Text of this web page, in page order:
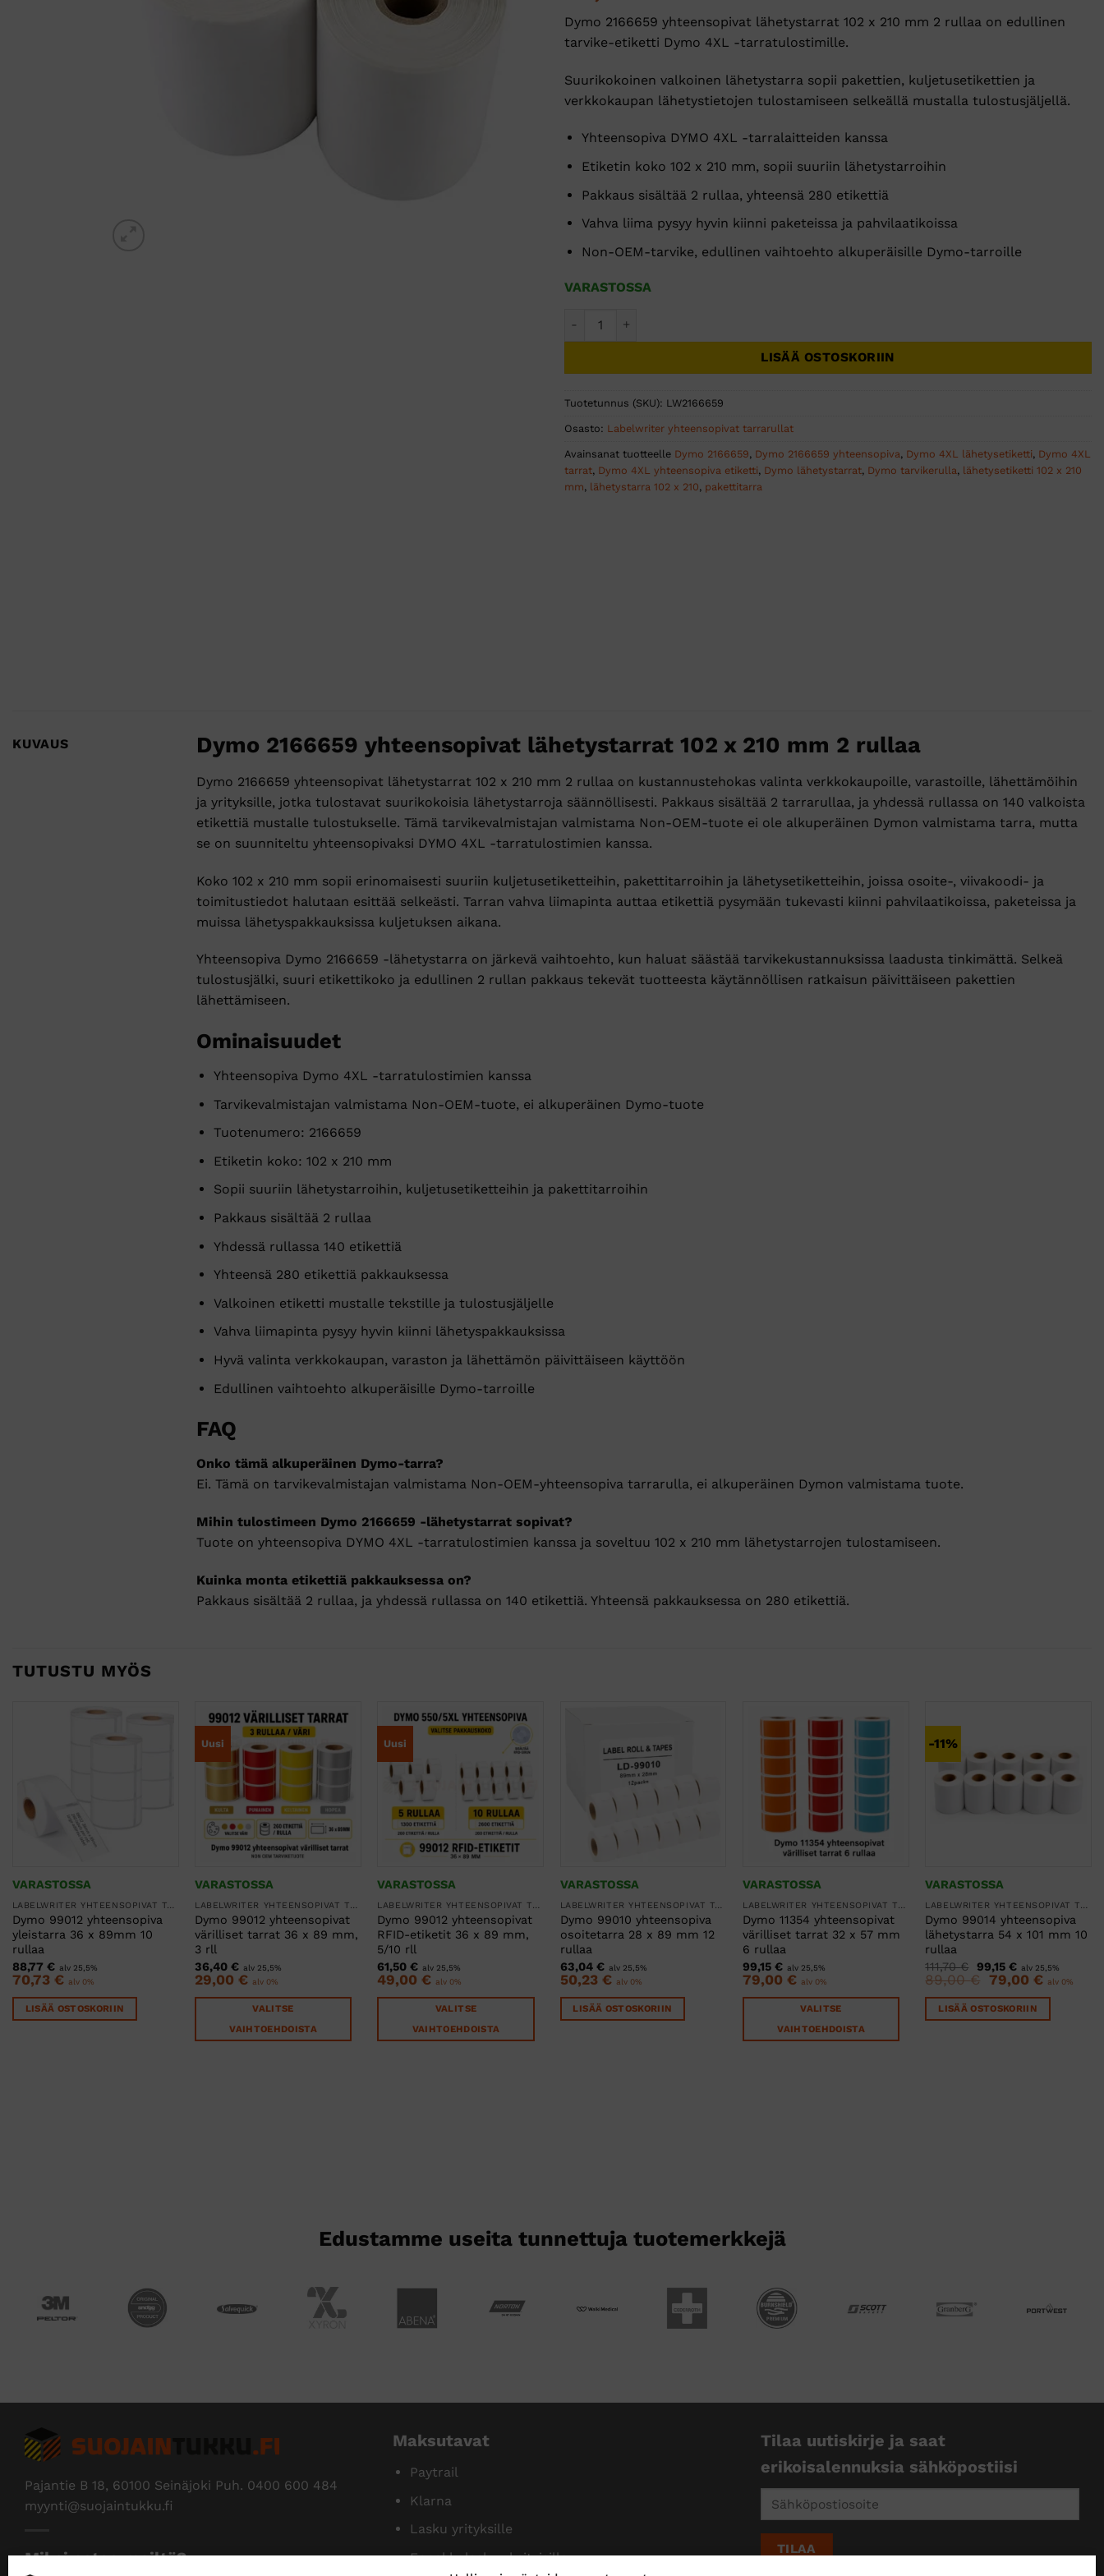
Dymo 2166659 yhteensopivat lähetystarrat 102 x 210 mm 2 rullaa on edullinen
tarvike-etiketti Dymo 4XL -tarratulostimille.
Suurikokoinen valkoinen lähetystarra sopii pakettien, kuljetusetikettien ja
verkkokaupan lähetystietojen tulostamiseen selkeällä mustalla tulostusjäljellä.
Yhteensopiva DYMO 4XL -tarralaitteiden kanssa
Etiketin koko 102 x 210 mm, sopii suuriin lähetystarroihin
Pakkaus sisältää 2 rullaa, yhteensä 280 etikettiä
Vahva liima pysyy hyvin kiinni paketeissa ja pahvilaatikoissa
Non-OEM-tarvike, edullinen vaihtoehto alkuperäisille Dymo-tarroille
VARASTOSSA
LISÄÄ OSTOSKORIIN
Tuotetunnus (SKU): LW2166659
Osasto: Labelwriter yhteensopivat tarrarullat
Avainsanat tuotteelle Dymo 2166659, Dymo 2166659 yhteensopiva, Dymo 4XL lähetysetiketti, Dymo 4XL
tarrat, Dymo 4XL yhteensopiva etiketti, Dymo lähetystarrat, Dymo tarvikerulla, lähetysetiketti 102 x 210
mm, lähetystarra 102 x 210, pakettitarra
KUVAUS Dymo 2166659 yhteensopivat lähetystarrat 102 x 210 mm 2 rullaa
Dymo 2166659 yhteensopivat lähetystarrat 102 x 210 mm 2 rullaa on kustannustehokas valinta verkkokaupoille, varastoille, lähettämöihin
ja yrityksille, jotka tulostavat suurikokoisia lähetystarroja säännöllisesti. Pakkaus sisältää 2 tarrarullaa, ja yhdessä rullassa on 140 valkoista
etikettiä mustalle tulostukselle. Tämä tarvikevalmistajan valmistama Non-OEM-tuote ei ole alkuperäinen Dymon valmistama tarra, mutta
se on suunniteltu yhteensopivaksi DYMO 4XL -tarratulostimien kanssa.
Koko 102 x 210 mm sopii erinomaisesti suuriin kuljetusetiketteihin, pakettitarroihin ja lähetysetiketteihin, joissa osoite-, viivakoodi- ja
toimitustiedot halutaan esittää selkeästi. Tarran vahva liimapinta auttaa etikettiä pysymään tukevasti kiinni pahvilaatikoissa, paketeissa ja
muissa lähetyspakkauksissa kuljetuksen aikana.
Yhteensopiva Dymo 2166659 -lähetystarra on järkevä vaihtoehto, kun haluat säästää tarvikekustannuksissa laadusta tinkimättä. Selkeä
tulostusjälki, suuri etikettikoko ja edullinen 2 rullan pakkaus tekevät tuotteesta käytännöllisen ratkaisun päivittäiseen pakettien
lähettämiseen.
Ominaisuudet
Yhteensopiva Dymo 4XL -tarratulostimien kanssa
Tarvikevalmistajan valmistama Non-OEM-tuote, ei alkuperäinen Dymo-tuote
Tuotenumero: 2166659
Etiketin koko: 102 x 210 mm
Sopii suuriin lähetystarroihin, kuljetusetiketteihin ja pakettitarroihin
Pakkaus sisältää 2 rullaa
Yhdessä rullassa 140 etikettiä
Yhteensä 280 etikettiä pakkauksessa
Valkoinen etiketti mustalle tekstille ja tulostusjäljelle
Vahva liimapinta pysyy hyvin kiinni lähetyspakkauksissa
Hyvä valinta verkkokaupan, varaston ja lähettämön päivittäiseen käyttöön
Edullinen vaihtoehto alkuperäisille Dymo-tarroille
FAQ
Onko tämä alkuperäinen Dymo-tarra?
Ei. Tämä on tarvikevalmistajan valmistama Non-OEM-yhteensopiva tarrarulla, ei alkuperäinen Dymon valmistama tuote.
Mihin tulostimeen Dymo 2166659 -lähetystarrat sopivat?
Tuote on yhteensopiva DYMO 4XL -tarratulostimien kanssa ja soveltuu 102 x 210 mm lähetystarrojen tulostamiseen.
Kuinka monta etikettiä pakkauksessa on?
Pakkaus sisältää 2 rullaa, ja yhdessä rullassa on 140 etikettiä. Yhteensä pakkauksessa on 280 etikettiä.
TUTUSTU MYÖS
VARASTOSSA
Dymo 99012 yhteensopiva
yleistarra 36 x 89mm 10
rullaa
88,77 € alv 25,5%
70,73 € alv 0%
LISÄÄ OSTOSKORIIN
Uusi
VARASTOSSA
Dymo 99012 yhteensopivat
värilliset tarrat 36 x 89 mm,
3 rll
36,40€ alv 25,5%
29,00€ alv 0%
VALITSE
VAIHTOEHDOISTA
Uusi
VARASTOSSA
Dymo 99012 yhteensopivat
RFID-etiketit 36 x 89 mm,
5/10 rll
61,50€ alv 25,5%
49,00€ alv 0%
VALITSE
VAIHTOEHDOISTA
VARASTOSSA
Dymo 99010 yhteensopiva
osoitetarra 28 x 89 mm 12
rullaa
63,04 € alv 25,5%
50,23 € alv 0%
LISÄÄ OSTOSKORIIN
VARASTOSSA
Dymo 11354 yhteensopivat
värilliset tarrat 32 x 57 mm
6 rullaa
99,15€ alv 25,5%
79,00€ alv 0%
VALITSE
VAIHTOEHDOISTA
-11%
VARASTOSSA
Dymo 99014 yhteensopiva
lähetystarra 54 x 101 mm 10
rullaa
111,70€
Alkuperäinen
hinta
oli:
111,70 €.
99,15 €Nykyinen
hinta
on:
99,15 €.
alv 25,5%
89,00€
Alkuperäinen
hinta
oli:
89,00 €.
79,00 €Nykyinen
on:
alv 0%
LISÄÄ OSTOSKORIIN
Edustamme useita tunnettuja tuotemerkkejä
Pajantie B 18, 60100 Seinäjoki Puh. 0400 600 484
myynti@suojaintukku.fi
Miksi ostaa meiltä?
Maksutavat
Paytrail
Klarna
Lasku yrityksille
Ennakkolasku yksityisille
Tilaa uutiskirje ja saat
erikoisalennuksia sähköpostiisi